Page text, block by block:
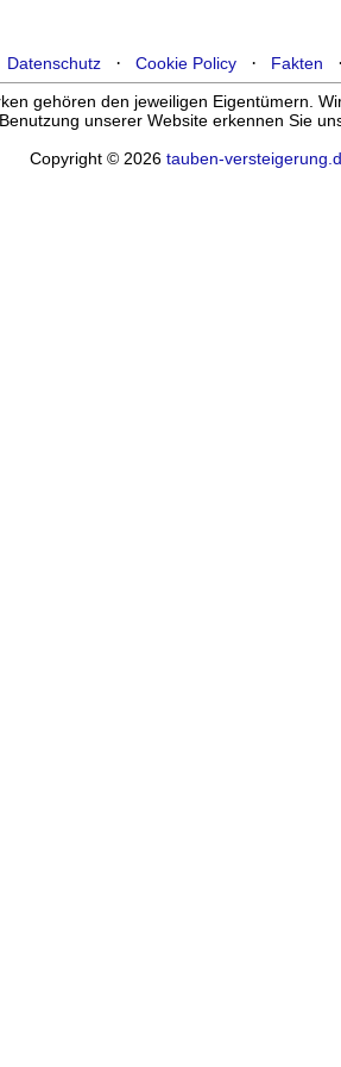
Datenschutz· Cookie Policy· Fakten
gehören den jeweiligen Eigentümern.
unserer Website erkennen Sie
Copyright © 2026 tauben-